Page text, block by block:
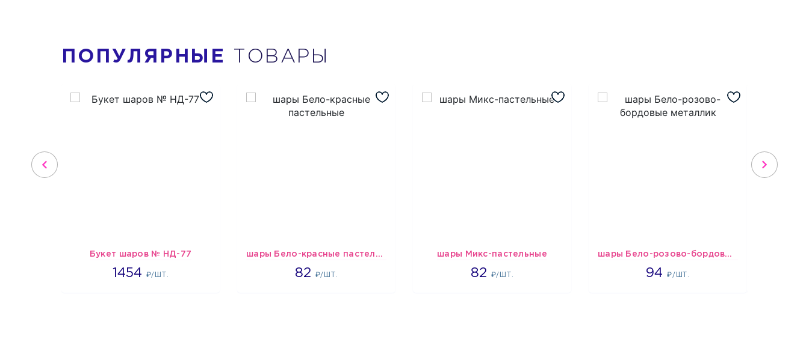
ПОПУЛЯРНЫЕ ТОВАРЫ
Букет шаров № НД-77
1454 ₽/ШТ.
1454 шары Бело-красные пастельные
82 ₽/ШТ.
1637 шары Микс-пастельные
82 ₽/ШТ.
1637 шары Бело-розово-бордовые металлик
94₽/ШТ.
1697